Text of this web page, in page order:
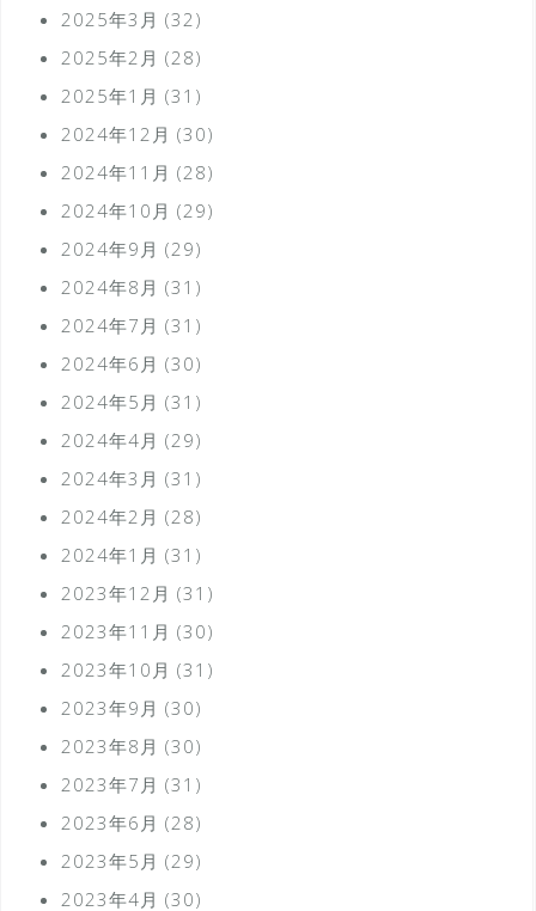
2025年3月 (32)
2025年2月 (28)
2025年1月 (31)
2024年12月 (30)
2024年11月 (28)
2024年10月 (29)
2024年9月 (29)
2024年8月 (31)
2024年7月 (31)
2024年6月 (30)
2024年5月 (31)
2024年4月 (29)
2024年3月 (31)
2024年2月 (28)
2024年1月 (31)
2023年12月 (31)
2023年11月 (30)
2023年10月 (31)
2023年9月 (30)
2023年8月 (30)
2023年7月 (31)
2023年6月 (28)
2023年5月 (29)
2023年4月 (30)